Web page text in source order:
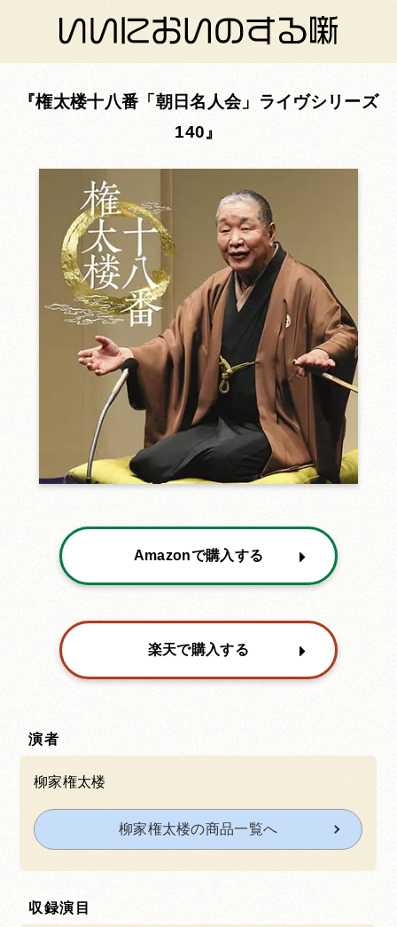
権太楼十八番「朝日名人会」ライヴシリーズ
140
Amazonで購入する
楽天で購入する
演者
柳家権太楼
柳家権太楼の商品一覧へ
収録演目